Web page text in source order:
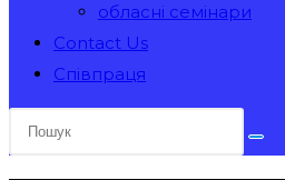
обласні семінари
Contact Us
Співпраця